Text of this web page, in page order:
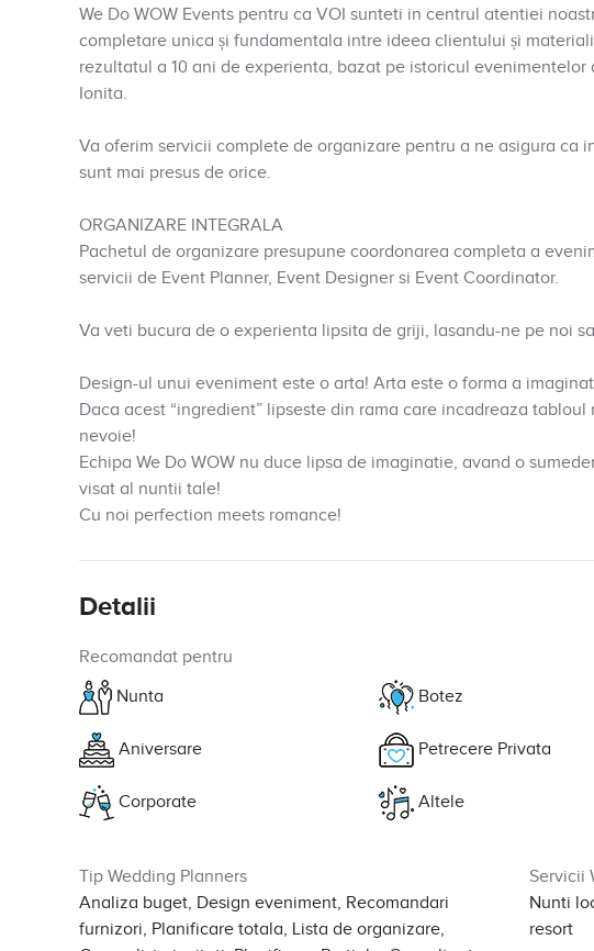
We Do WOW Events pentru ca VOI sunteti in centrul atentiei
completare unica și fundamentala intre ideea clientului și
rezultatul a 10 ani de experienta, bazat pe istoricul evenimentelor
Ionita.
Va oferim servicii complete de organizare pentru a ne asigura ca
sunt mai presus de orice.
ORGANIZARE INTEGRALA
Pachetul de organizare presupune coordonarea completa a
servicii de Event Planner, Event Designer si Event Coordinator.
Va veti bucura de o experienta lipsita de griji, lasandu-ne pe noi
Design-ul unui eveniment este o arta! Arta este o forma a
Daca acest “ingredient” lipseste din rama care incadreaza
nevoie!
Echipa We Do WOW nu duce lipsa de imaginatie, avand o
visat al nuntii tale!
Cu noi perfection meets romance!
Detalii
Recomandat pentru
Nunta
Botez
Aniversare Petrecere Privata
Corporate Altele
Tip Wedding Planners
Analiza buget, Design eveniment, Recomandari
furnizori, Planificare totala, Lista de organizare,
Servicii
Nunti
resort